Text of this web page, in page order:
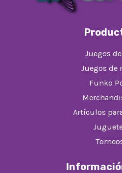
Juegos
Juegos de
Funko
Artículos